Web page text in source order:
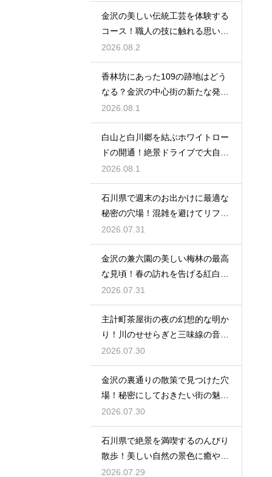
金沢の美しい伝統工芸を体験する
コース！職人の技に触れる思い出
作りの旅
2026.08.2
香林坊にあった109の跡地はどう
なる？金沢の中心街の新たな発展
と未来
2026.08.1
白山と白川郷を結ぶホワイトロー
ドの開通！絶景ドライブで大自然
を満喫
2026.08.1
石川県で週末のお出かけに最適な
秘密の穴場！混雑を避けてリフレ
ッシュ
2026.07.31
金沢の兼六園の美しい梅林の最高
な見頃！春の訪れを告げる紅白の
花の絶景
2026.07.31
主計町茶屋街の夜の幻想的な明か
り！川のせせらぎと三味線の音色
に酔う
2026.07.30
金沢の裏通りの散策で見つけた穴
場！秘密にしておきたい街の魅力
を大発見
2026.07.30
石川県で絶景を満喫するのんびり
散歩！美しい自然の景色に癒やさ
れる休日
2026.07.29